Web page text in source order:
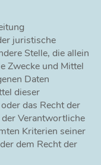
juristische
Stelle, die allein
Zwecke und Mittel
Daten
dieser
das Recht der
Verantwortliche
Kriterien seiner
dem Recht der